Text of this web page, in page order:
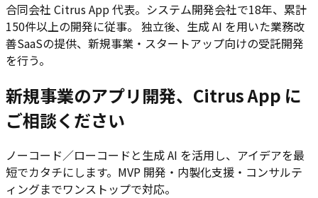
合同会社 Citrus App 代表。システム開発会社で18年、累計
150件以上の開発に従事。 独立後、生成 AI を用いた業務改
善SaaSの提供、新規事業・スタートアップ向けの受託開発
を行う。
新規事業のアプリ開発、Citrus App に
ご相談ください
ノーコード／ローコードと生成 AI を活用し、アイデアを最
短でカタチにします。MVP 開発・内製化支援・コンサルテ
ィングまでワンストップで対応。